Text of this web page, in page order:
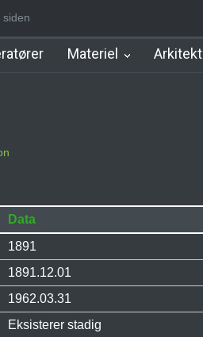
Station
Materiel Arkitekt
Data
1891
1891.12.01
1962.03.31
Eksisterer stadig